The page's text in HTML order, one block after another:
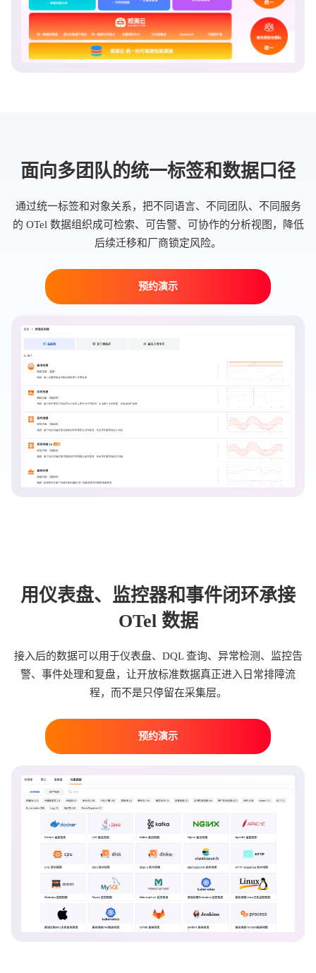
面向多团队的统一标签和数据口径
通过统一标签和对象关系，把不同语言、不同团队、不同服务
的 OTel 数据组织成可检索、可告警、可协作的分析视图，降低
后续迁移和厂商锁定风险。
预约演示
用仪表盘、监控器和事件闭环承接
OTel 数据
接入后的数据可以用于仪表盘、DQL 查询、异常检测、监控告
警、事件处理和复盘，让开放标准数据真正进入日常排障流
程，而不是只停留在采集层。
预约演示